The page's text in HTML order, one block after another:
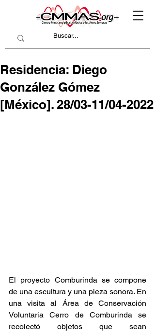
Residencia: Diego
González Gómez
[México]. 28/03-11/04-2022
El proyecto Comburinda se compone
de una escultura y una pieza sonora. En
una visita al Área de Conservación
Voluntaria Cerro de Comburinda se
recolectó objetos que sean